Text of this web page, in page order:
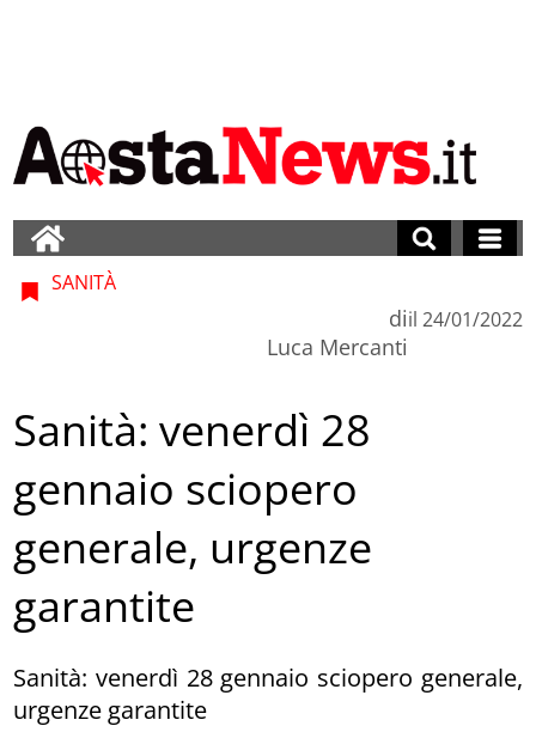
SANITÀ
di
Luca Mercanti
il 24/01/2022
Sanità: venerdì 28
gennaio sciopero
generale, urgenze
garantite
Sanità: venerdì 28 gennaio sciopero generale,
urgenze garantite